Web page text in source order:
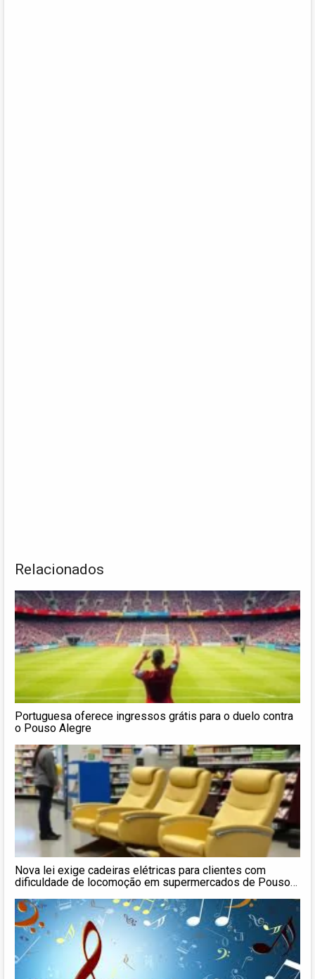
Relacionados
Portuguesa oferece ingressos grátis para o duelo contra
o Pouso Alegre
Nova lei exige cadeiras elétricas para clientes com
dificuldade de locomoção em supermercados de Pouso